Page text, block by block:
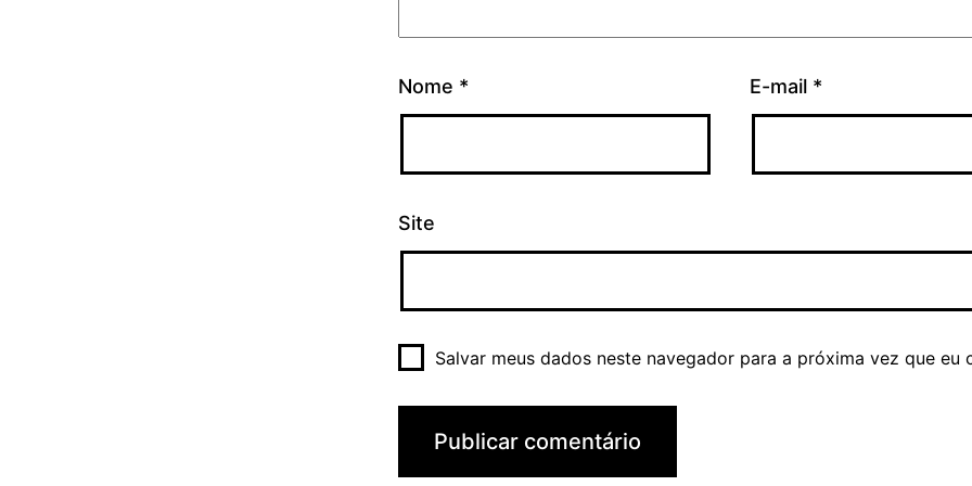
Nome * E-mail *
Site
Salvar meus dados neste navegador para a próxima vez que eu